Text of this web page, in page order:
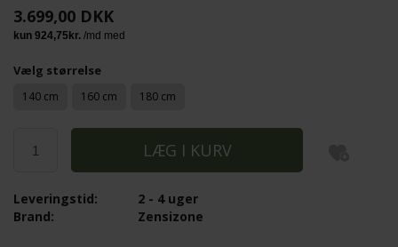
3.699,00 DKK
Vælg størrelse
140 cm 160 cm 180 cm
2 - 4 uger
Leveringstid:
Zensizone
Brand: